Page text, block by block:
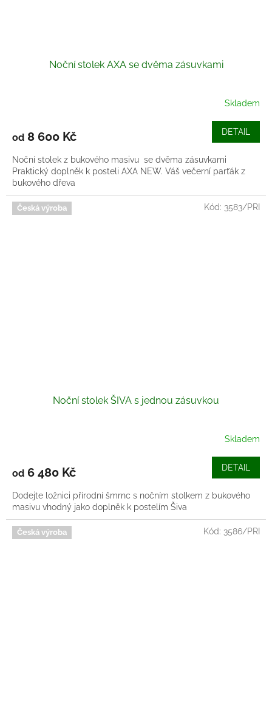
Noční stolek AXA se dvěma zásuvkami
Skladem
od 8 600 Kč DETAIL
Noční stolek z bukového masivu se dvěma zásuvkami
Praktický doplněk k posteli AXA NEW. Váš večerní parťák z
bukového dřeva
Česká výroba
Noční stolek ŠIVA s jednou zásuvkou
Skladem
od 6 480 Kč DETAIL
Dodejte ložnici přírodní šmrnc s nočním stolkem z bukového
masivu vhodný jako doplněk k postelím Šiva
Kód: 3583/PRI
Česká výroba Kód: 3586/PRI